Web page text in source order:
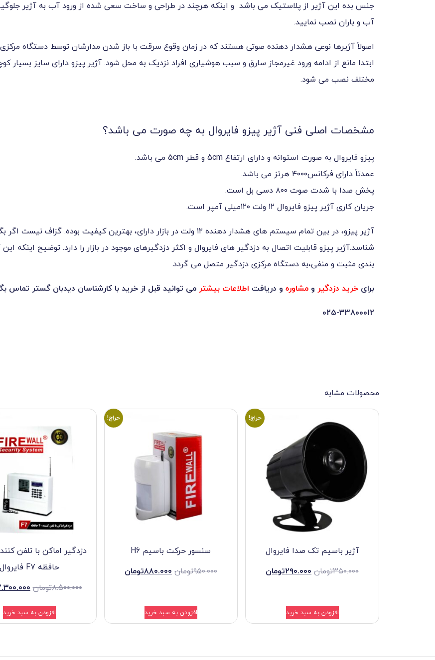
جنس بده این آژیر از پلاستیک می باشد و اینکه هرچند در طراحی و ساخت سعی شده از ورود آب به آژیر
آب و باران نصب نمایید.
اصولاً آژیرها نوعی هشدار دهنده صوتی هستند که در زمان وقوع سرقت با باز شدن مدارشان توسط دستگاه
ابتدا مانع از ادامه ورود غیرمجاز سارق و سبب هوشیاری افراد نزدیک به محل شود. آژیر پیزو دارای سایز بسیار
مختلف نصب می شود.
مشخصات اصلی فنی آژیر پیزو فایروال به چه صورت می باشد؟
پیزو فایروال به صورت استوانه و دارای ارتفاع 5cm و قطر 5cm می باشد.
عمدتاً دارای فرکانس۴۰۰۰ هرتز می باشد.
پخش صدا با شدت صوت ۸۰۰ دسی بل است.
جریان کاری آژیر پیزو فایروال ۱۲ ولت ۱۲۰میلی آمپر است.
آژیر پیزو، در بین تمام سیستم های هشدار دهنده ۱۲ ولت در بازار دارای، بهترین
شناسد.آژیر پیزو قابلیت اتصال به دزدگیر های فایروال و اکثر دزدگیرهای موجود در بازار را دارد. توضیح اینکه
بندی مثبت و منفی،به دستگاه مرکزی دزدگیر متصل می گردد.
برای خرید دزدگیر و مشاوره و دریافت اطلاعات بیشتر می توانید قبل از خرید با کارشناسان دیدبان گستر تماس
025-33800012
محصولات مشابه
حراج!
آژیر باسیم تک صدا فایروال
۳۵۰.۰۰۰تومان ۲۹۰.۰۰۰تومان
افزودن به سبد خرید
حراج!
سنسور حرکت باسیم H6
۹۵۰.۰۰۰تومان ۸۸۰.۰۰۰تومان
افزودن به سبد خرید
دزدگیر اماکن با تلفن
حافظه F7 فایروال
۸.۵۰۰.۰۰۰تومان
افزودن به سبد خرید